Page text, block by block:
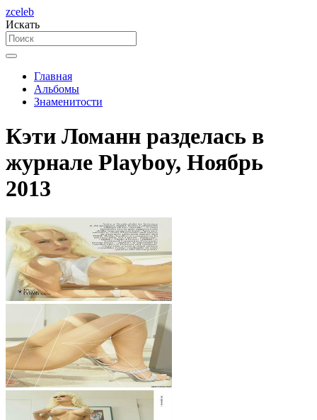
zceleb
Искать
Главная
Альбомы
Знаменитости
Кэти Ломанн разделась в
журнале Playboy, Ноябрь
2013